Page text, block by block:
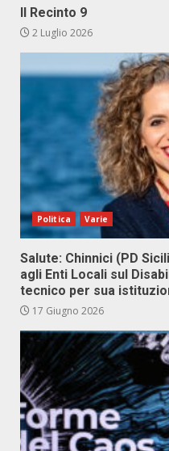
Il Recinto 9
2 Luglio 2026
Politica Varie
Salute: Chinnici (PD
agli Enti Locali sul
tecnico per sua
17 Giugno 2026